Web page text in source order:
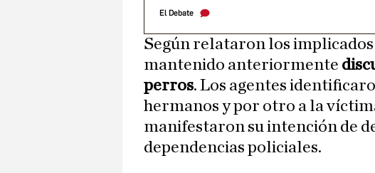
El Debate
Según relataron los
mantenido anteriormente
perros. Los agentes
hermanos y por otro a la
manifestaron su intención de
dependencias policiales.